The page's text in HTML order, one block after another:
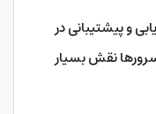
و پیشتیبانی در
نقش بسیار